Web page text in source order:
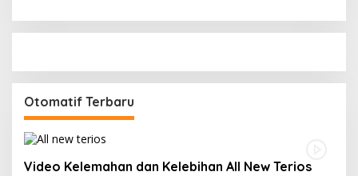
Otomatif Terbaru
Video Kelemahan dan Kelebihan All New Terios